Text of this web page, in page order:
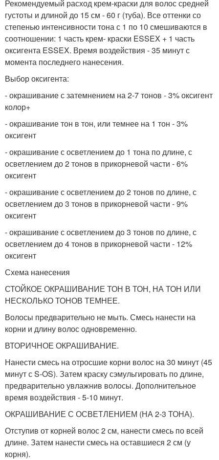
Рекомендуемый расход крем-краски для волос средней
густоты и длиной до 15 см - 60 г (туба). Все оттенки со
степенью интенсивности тона с 1 по 10 смешиваются в
соотношении: 1 часть крем- краски ESSEX + 1 часть
оксигента ESSEX. Время воздействия - 35 минут с
момента последнего нанесения.
Выбор оксигента:
- окрашивание с затемнением на 2-7 тонов - 3% оксигент
колор+
- окрашивание тон в тон, или темнее на 1 тон - 3%
оксигент
- окрашивание с осветлением до 1 тона по длине, с
осветлением до 2 тонов в прикорневой части - 6%
оксигент
- окрашивание с осветлением до 2 тонов по длине, с
осветлением до 3 тонов в прикорневой части - 9%
оксигент
- окрашивание с осветлением до 3 тонов по длине, с
осветлением до 4 тонов в прикорневой части - 12%
оксигент
Схема нанесения
СТОЙКОЕ ОКРАШИВАНИЕ ТОН В ТОН, НА ТОН ИЛИ
НЕСКОЛЬКО ТОНОВ ТЕМНЕЕ.
Волосы предварительно не мыть. Смесь нанести на
корни и длину волос одновременно.
ВТОРИЧНОЕ ОКРАШИВАНИЕ.
Нанести смесь на отросшие корни волос на 30 минут (45
минут с S-OS). Затем краску сэмульгировать по длине,
предварительно увлажнив волосы. Дополнительное
время воздействия - 5-10 минут.
ОКРАШИВАНИЕ С ОСВЕТЛЕНИЕМ (НА 2-3 ТОНА).
Отступив от корней волос 2 см, нанести смесь по всей
длине. Затем нанести смесь на оставшиеся 2 см (у
корня).